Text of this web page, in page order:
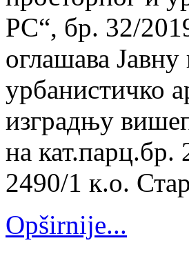
РС“, бр. 32/
оглашава Јавну
урбанистичко
изградњу
на
2490/1 к.о.
Opširnije...